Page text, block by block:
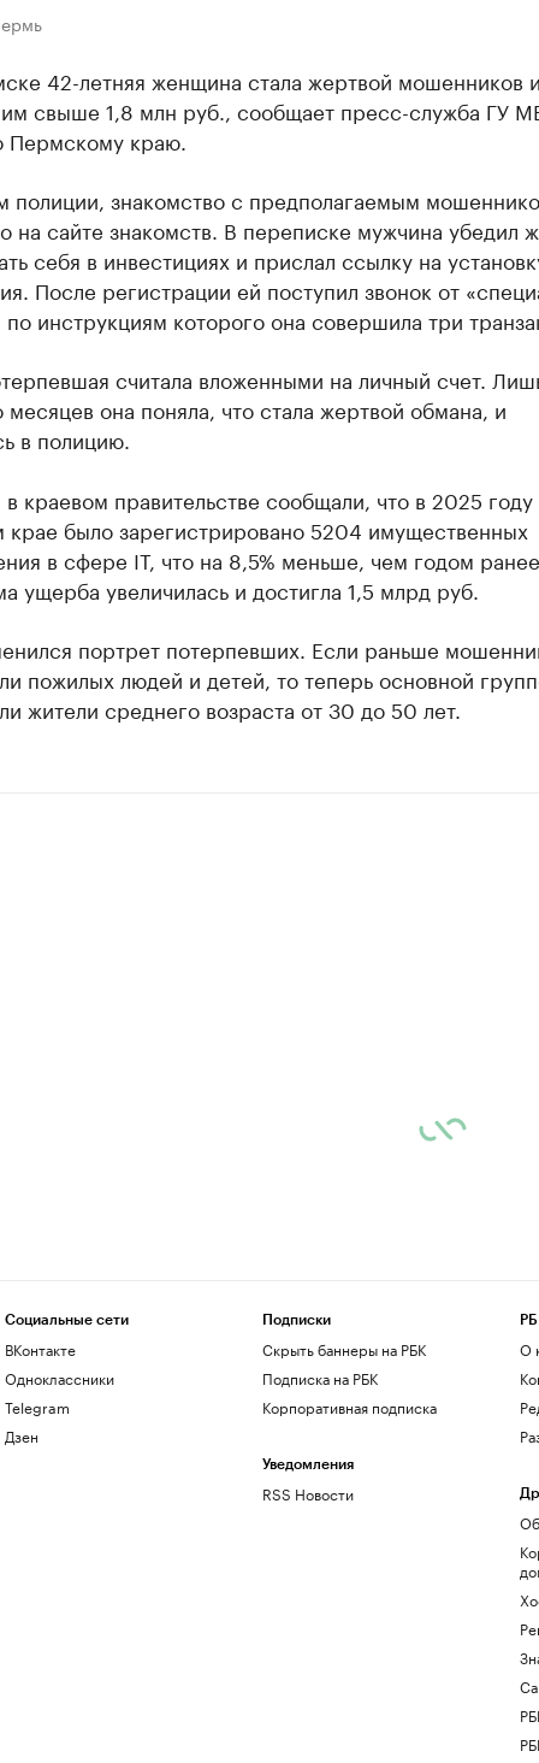
42-летняя женщина стала жертвой мошенников
свыше 1,8 млн руб., сообщает пресс-служба ГУ
Пермскому краю.
полиции, знакомство с предполагаемым
на сайте знакомств. В переписке мужчина убедил
себя в инвестициях и прислал ссылку на
После регистрации ей поступил звонок от
инструкциям которого она совершила три
считала вложенными на личный счет.
месяцев она поняла, что стала жертвой обмана, и
в полицию.
краевом правительстве сообщали, что в 2025 году
было зарегистрировано 5204 имущественных
в сфере IT, что на 8,5% меньше, чем годом
ущерба увеличилась и достигла 1,5 млрд руб.
портрет потерпевших. Если раньше
пожилых людей и детей, то теперь основной
жители среднего возраста от 30 до 50 лет.
Социальные сети
ВКонтакте
Одноклассники
Telegram
Дзен
Подписки
Скрыть баннеры на РБК
Подписка на РБК
Корпоративная подписка
Уведомления
RSS Новости
О